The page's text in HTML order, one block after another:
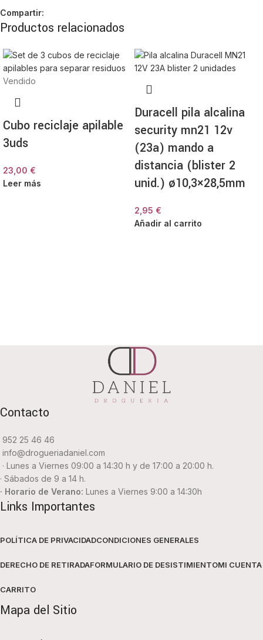
Compartir:
Productos relacionados
Vendido
Cubo reciclaje apilable
3uds
23,00 €
Leer más
Duracell pila alcalina
security mn21 12v
(23a) mando a
distancia (blister 2
unid.) ø10,3×28,5mm
2,95 €
Añadir al carrito
Contacto
952 25 46 46
info@drogueriadaniel.com
· Lunes a Viernes 09:00 a 14:30 h y de 17:00 a 20:00 h.
· Sábados de 9 a 14 h.
· Horario de Verano: Lunes a Viernes 9:00 a 14:30h
Links Importantes
POLÍTICA DE PRIVACIDADCONDICIONES GENERALES
DERECHO DE RETIRADAFORMULARIO DE DESISTIMIENTOMI CUENTA
CARRITO
Mapa del Sitio